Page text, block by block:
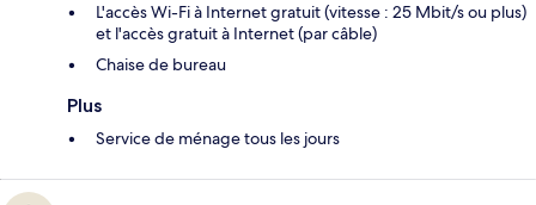
L'accès Wi-Fi à Internet gratuit (vitesse : 25 Mbit/s ou plus)
et l'accès gratuit à Internet (par câble)
Chaise de bureau
Plus
Service de ménage tous les jours